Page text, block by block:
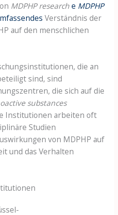
MDPHP researche MDPHP
Verständnis der
auf den menschlichen
die an
sind, sind
die sich auf die
substances
Institutionen arbeiten oft
Studien
von MDPHP auf
und das Verhalten